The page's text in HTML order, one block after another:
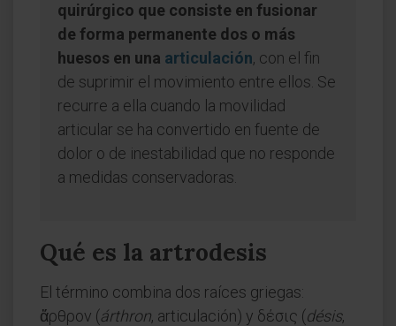
quirúrgico que consiste en fusionar
de forma permanente dos o más
huesos en una articulación, con el fin
de suprimir el movimiento entre ellos. Se
recurre a ella cuando la movilidad
articular se ha convertido en fuente de
dolor o de inestabilidad que no responde
a medidas conservadoras.
Qué es la artrodesis
El término combina dos raíces griegas:
ἄρθρον (árthron, articulación) y δέσις (désis,